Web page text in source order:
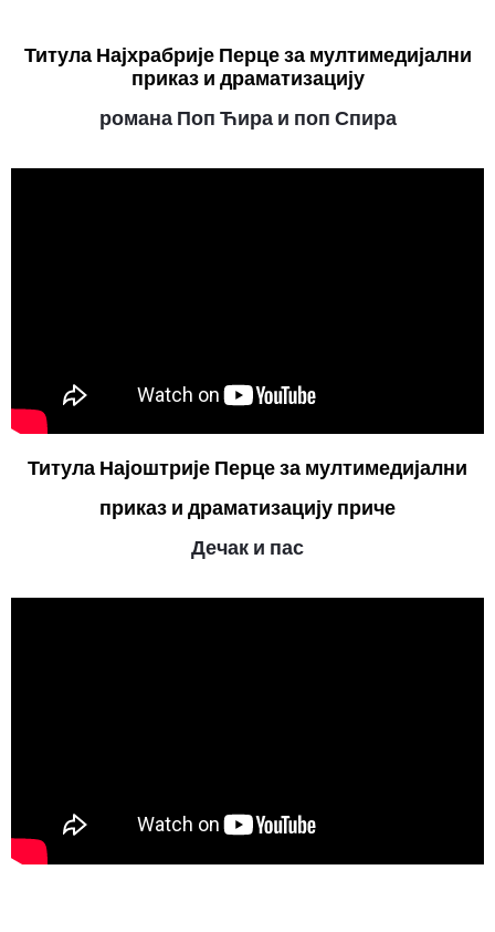
Титула Најхрабрије Перце за мултимедијални
приказ и драматизацију
романа Поп Ћира и поп Спира
Титула Најоштрије Перце за мултимедијални
приказ и драматизацију приче
Дечак и пас